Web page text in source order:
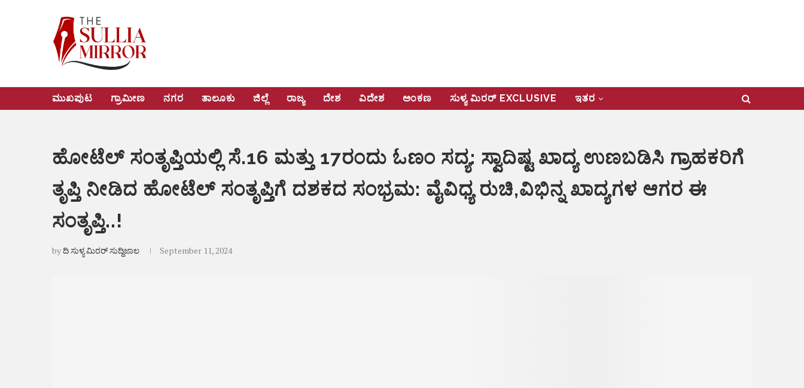
ಮುಖಪುಟ ಗ್ರಾಮೀಣ ನಗರ ತಾಲೂಕು ಜಿಲ್ಲೆ ರಾಜ್ಯ ದೇಶ ವಿದೇಶ ಅಂಕಣ ಸುಳ್ಯ ಮಿರರ್‌ EXCLUSIVE ಇತರ
ಹೋಟೆಲ್ ಸಂತೃಪ್ತಿಯಲ್ಲಿ ಸೆ.16 ಮತ್ತು 17ರಂದು ಓಣಂ ಸದ್ಯ: ಸ್ವಾದಿಷ್ಟ ಖಾದ್ಯ ಉಣಬಡಿಸಿ ಗ್ರಾಹಕರಿಗೆ
ತೃಪ್ತಿ ನೀಡಿದ ಹೋಟೆಲ್ ಸಂತೃಪ್ತಿಗೆ ದಶಕದ ಸಂಭ್ರಮ: ವೈವಿಧ್ಯ ರುಚಿ,ವಿಭಿನ್ನ ಖಾದ್ಯಗಳ ಆಗರ ಈ
ಸಂತೃಪ್ತಿ..!
byದಿ ಸುಳ್ಯ ಮಿರರ್ ಸುದ್ದಿಜಾಲ September 11, 2024